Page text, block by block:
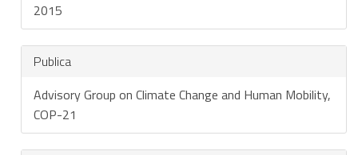
2015
Publica
Advisory Group on Climate Change and Human Mobility,
COP-21